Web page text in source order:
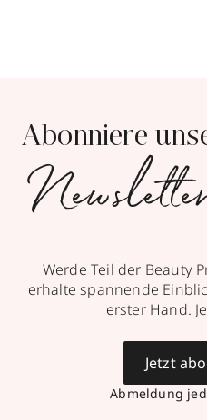
Abonniere
Werde Teil der Beauty
erhalte spannende
erster Hand.
Abmeldung
Jetzt